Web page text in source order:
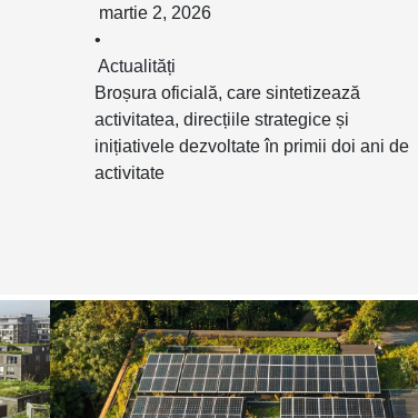
martie 2, 2026
•
Actualități
Broșura oficială, care sintetizează
activitatea, direcțiile strategice și
inițiativele dezvoltate în primii doi ani de
activitate